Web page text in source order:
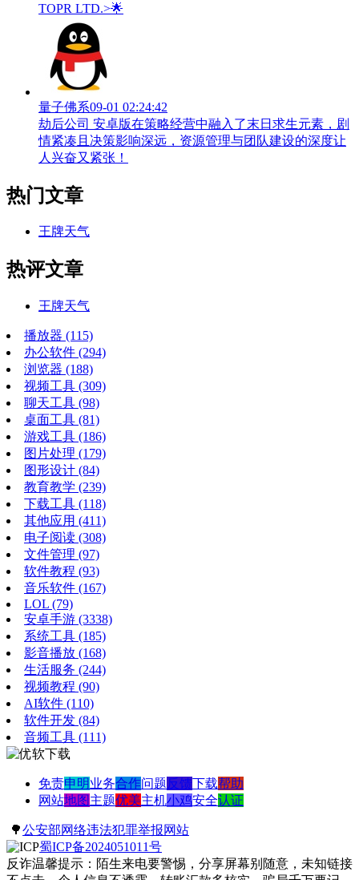
TOPR LTD.>🌟
量子佛系09-01 02:24:42
劫后公司 安卓版在策略经营中融入了末日求生元素，剧
情紧凑且决策影响深远，资源管理与团队建设的深度让
人兴奋又紧张！
热门文章
王牌天气
热评文章
王牌天气
播放器 (115)
办公软件 (294)
浏览器 (188)
视频工具 (309)
聊天工具 (98)
桌面工具 (81)
游戏工具 (186)
图片处理 (179)
图形设计 (84)
教育教学 (239)
下载工具 (118)
其他应用 (411)
电子阅读 (308)
文件管理 (97)
软件教程 (93)
音乐软件 (167)
LOL (79)
安卓手游 (3338)
系统工具 (185)
影音播放 (168)
生活服务 (244)
视频教程 (90)
AI软件 (110)
软件开发 (84)
音频工具 (111)
免责申明业务合作问题反馈下载帮助
网站地图 主题优美主机小鸡安全认证
🌳公安部网络违法犯罪举报网站
蜀ICP备2024051011号
反诈温馨提示：陌生来电要警惕，分享屏幕别随意，未知链接